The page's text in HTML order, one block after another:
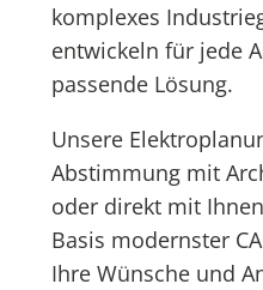
komplexes
entwickeln für jede
passende Lösung.
Unsere
Abstimmung mit
oder direkt mit
Basis modernster
Ihre Wünsche und